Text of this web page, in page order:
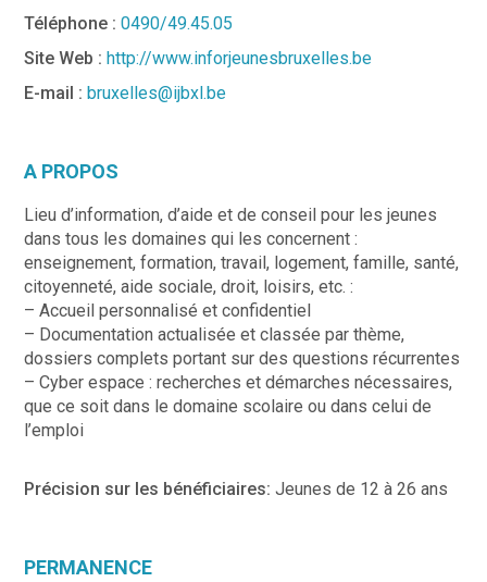
Téléphone :0490/49.45.05
Site Web : http://www.inforjeunesbruxelles.be
E-mail : bruxelles@ijbxl.be
A PROPOS
Lieu d’information, d’aide et de conseil pour les jeunes
dans tous les domaines qui les concernent :
enseignement, formation, travail, logement, famille, santé,
citoyenneté, aide sociale, droit, loisirs, etc. :
– Accueil personnalisé et confidentiel
– Documentation actualisée et classée par thème,
dossiers complets portant sur des questions récurrentes
– Cyber espace : recherches et démarches nécessaires,
que ce soit dans le domaine scolaire ou dans celui de
l’emploi
Précision sur les bénéficiaires:Jeunes de 12 à 26 ans
PERMANENCE